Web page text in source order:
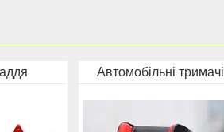
Автомобільні тримачі